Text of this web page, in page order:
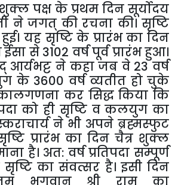
शुक्ल पक्ष के प्रथम दिन सूर्योदय
ने जगत् की रचना की। सृष्टि
यह सृष्टि के प्रारंभ का दिन
से 3102 वर्ष पूर्व प्रारंभ हुआ।
आर्यभट्ट ने कहा जब वे 23 वर्ष
3600 वर्ष व्यतीत हो चुके
कर सिद्ध किया कि
को ही सृष्टि व कलयुग का
ने भी अपने ब्रह्मस्फुट
प्रारंभ का दिन चैत्र शुक्ल
है। अत: वर्ष प्रतिपदा सम्पूर्ण
सृष्टि का संवत्सर है। इसी दिन
भगवान श्री राम का